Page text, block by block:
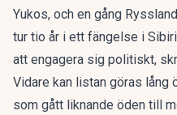
Yukos, och en gång
tur tio år i ett fängelse i
att engagera sig politiskt,
Vidare kan listan göras lång
som gått liknande öden till